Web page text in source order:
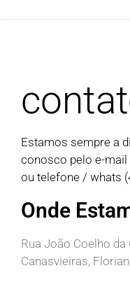
Estamos sempre a
conosco pelo e-mail
ou telefone / whats
Onde
Rua João Coelho da
Canasvieiras,